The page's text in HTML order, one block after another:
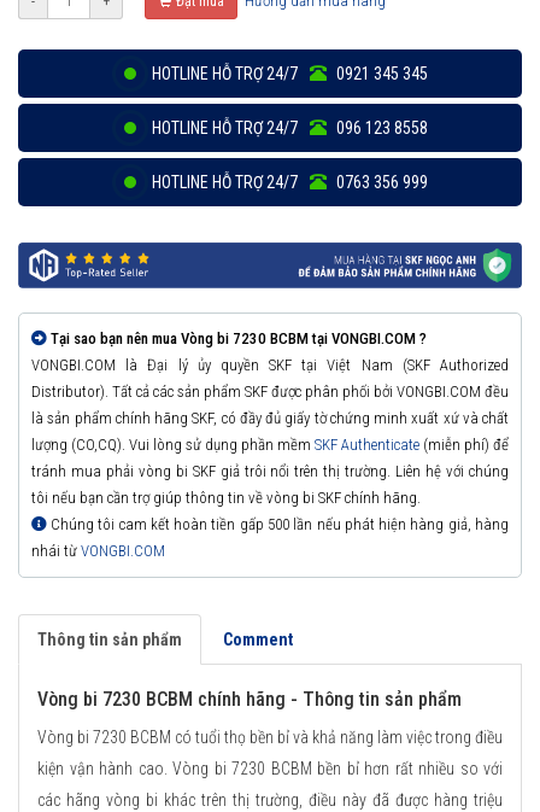
HOTLINE HỖ TRỢ 24/7 0921 345 345
HOTLINE HỖ TRỢ 24/7 096 123 8558
HOTLINE HỖ TRỢ 24/7 0763 356 999
Tại sao bạn nên mua Vòng bi 7230 BCBM tại VONGBI.COM ?
VONGBI.COM là Đại lý ủy quyền SKF tại Việt Nam (SKF Authorized
Distributor). Tất cả các sản phẩm SKF được phân phối bởi VONGBI.COM đều
là sản phẩm chính hãng SKF, có đầy đủ giấy tờ chứng minh xuất xứ và chất
lượng (CO,CQ). Vui lòng sử dụng phần mềm SKF Authenticate (miễn phí) để
tránh mua phải vòng bi SKF giả trôi nổi trên thị trường. Liên hệ với chúng
tôi nếu bạn cần trợ giúp thông tin về vòng bi SKF chính hãng.
Chúng tôi cam kết hoàn tiền gấp 500 lần nếu phát hiện hàng giả, hàng
nhái từ VONGBI.COM
Thông tin sản phẩm Comment
Vòng bi 7230 BCBM chính hãng - Thông tin sản phẩm
Vòng bi 7230 BCBM có tuổi thọ bền bỉ và khả năng làm việc trong điều
kiện vận hành cao. Vòng bi 7230 BCBM bền bỉ hơn rất nhiều so với
các hãng vòng bi khác trên thị trường, điều này đã được hàng triệu